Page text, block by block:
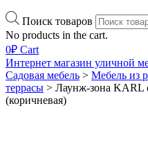
Поиск товаров
No products in the cart.
0₽ Cart
Интернет магазин уличной
Садовая мебель > Мебель из
террасы > Лаунж-зона KARL
(коричневая)